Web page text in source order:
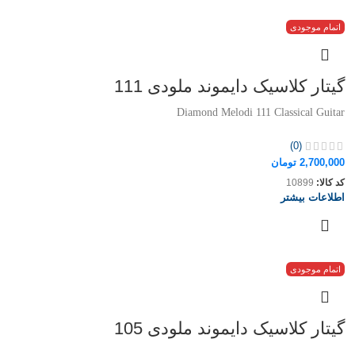
اتمام موجودی
گیتار کلاسیک دایموند ملودی 111
Diamond Melodi 111 Classical Guitar
(0)
2,700,000 تومان
کد کالا: 10899
اطلاعات بیشتر
اتمام موجودی
گیتار کلاسیک دایموند ملودی 105